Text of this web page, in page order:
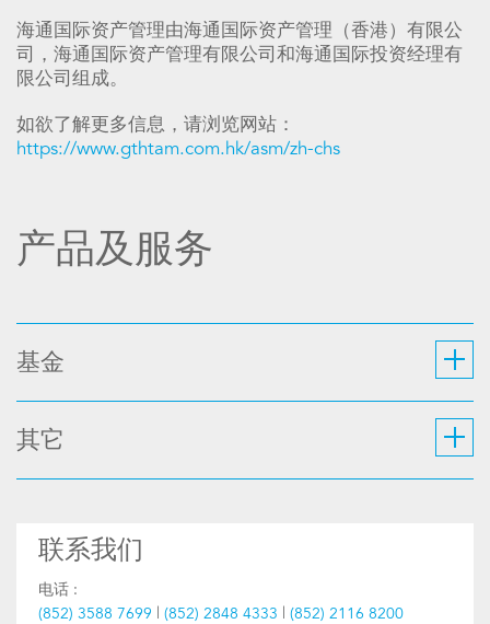
海通国际资产管理由海通国际资产管理（香港）有限公
司，海通国际资产管理有限公司和海通国际投资经理有
限公司组成。
如欲了解更多信息，请浏览网站：
https://www.gthtam.com.hk/asm/zh-chs
产品及服务
基金
其它
联系我们
电话 :
(852) 3588 7699 | (852) 2848 4333 | (852) 2116 8200